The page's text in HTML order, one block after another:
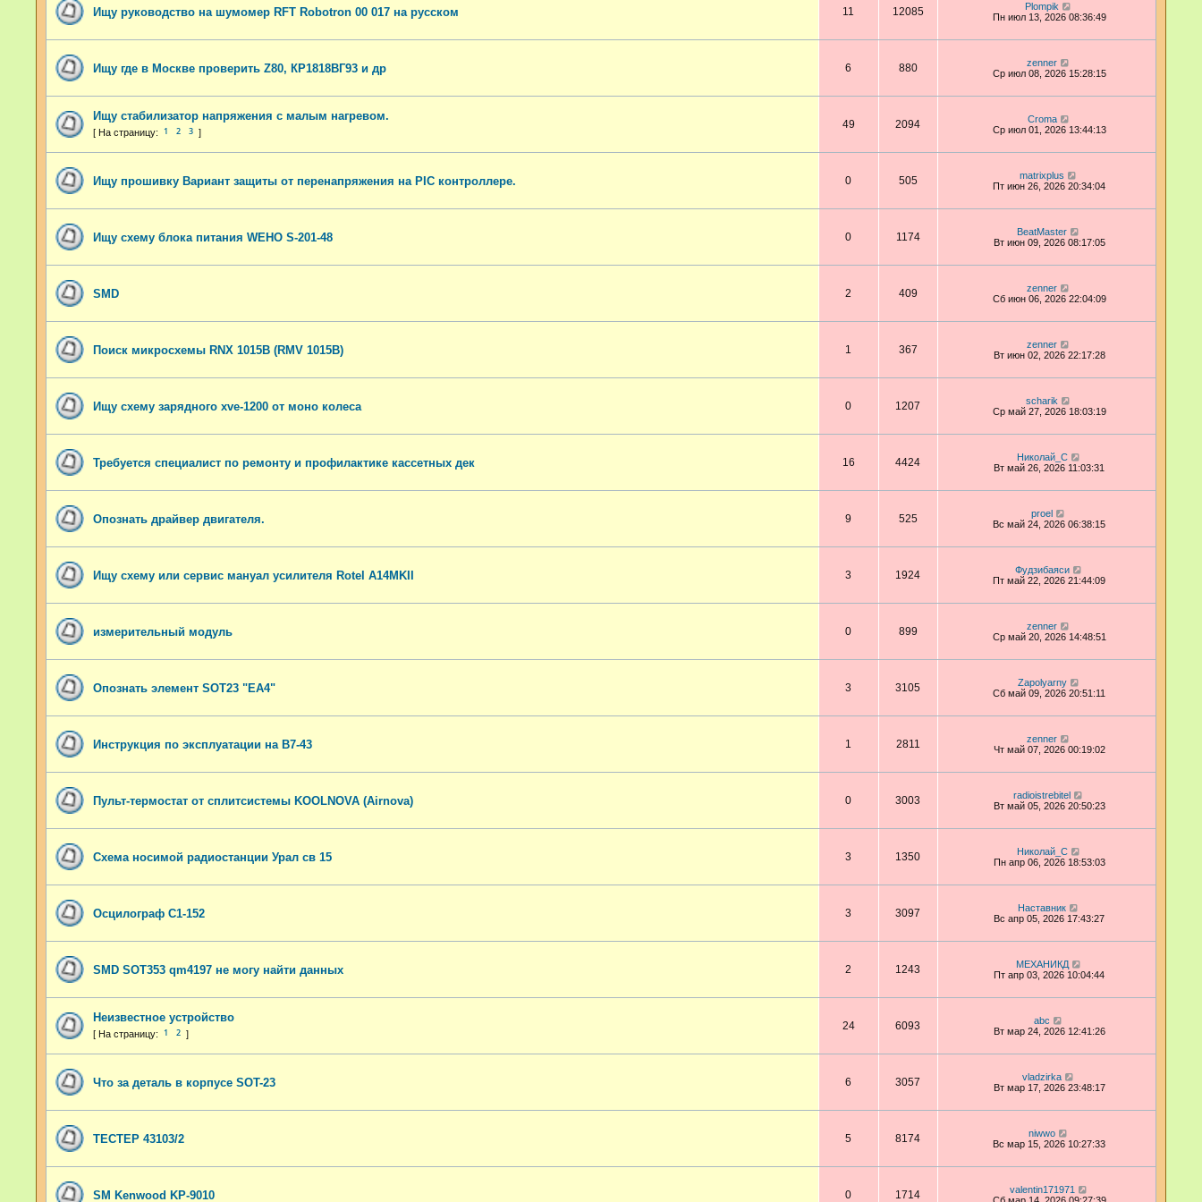
Ищу руководство на шумомер RFT Robotron 00 017 на русском 11 12085
Plompik
Пн июл 13, 2026 08:36:49
Ищу где в Москве проверить Z80, КР1818ВГ93 и др 6 880
zenner
Ср июл 08, 2026 15:28:15
Ищу стабилизатор напряжения с малым нагревом.
1 2 3
49 2094
Croma
Ср июл 01, 2026 13:44:13
Ищу прошивку Вариант защиты от перенапряжения на PIC контроллере. 0 505
matrixplus
Пт июн 26, 2026 20:34:04
Ищу схему блока питания WEHO S-201-48 0 1174
BeatMaster
Вт июн 09, 2026 08:17:05
SMD 2 409
zenner
Сб июн 06, 2026 22:04:09
Поиск микросхемы RNX 1015B (RMV 1015B) 1 367
zenner
Вт июн 02, 2026 22:17:28
Ищу схему зарядного xve-1200 от моно колеса 0 1207
scharik
Ср май 27, 2026 18:03:19
Требуется специалист по ремонту и профилактике кассетных дек 16 4424
Николай_С
Вт май 26, 2026 11:03:31
Опознать драйвер двигателя. 9 525
proel
Вс май 24, 2026 06:38:15
Ищу схему или сервис мануал усилителя Rotel A14MKII 3 1924
Фудзибаяси
Пт май 22, 2026 21:44:09
измерительный модуль 0 899
zenner
Ср май 20, 2026 14:48:51
Опознать элемент SOT23 "EA4" 3 3105
Zapolyarny
Сб май 09, 2026 20:51:11
Инструкция по эксплуатации на В7-43 1 2811
zenner
Чт май 07, 2026 00:19:02
Пульт-термостат от сплитсистемы KOOLNOVA (Airnova) 0 3003
radioistrebitel
Вт май 05, 2026 20:50:23
Схема носимой радиостанции Урал св 15 3 1350
Николай_С
Пн апр 06, 2026 18:53:03
Осцилограф С1-152 3 3097
Наставник
Вс апр 05, 2026 17:43:27
SMD SOT353 qm4197 не могу найти данных 2 1243
МЕХАНИКД
Пт апр 03, 2026 10:04:44
Неизвестное устройство
1 2
24 6093
abc
Вт мар 24, 2026 12:41:26
Что за деталь в корпусе SOT-23 6 3057
vladzirka
Вт мар 17, 2026 23:48:17
ТЕСТЕР 43103/2 5 8174
niwwo
Вс мар 15, 2026 10:27:33
SM Kenwood KP-9010 0 1714
valentin171971